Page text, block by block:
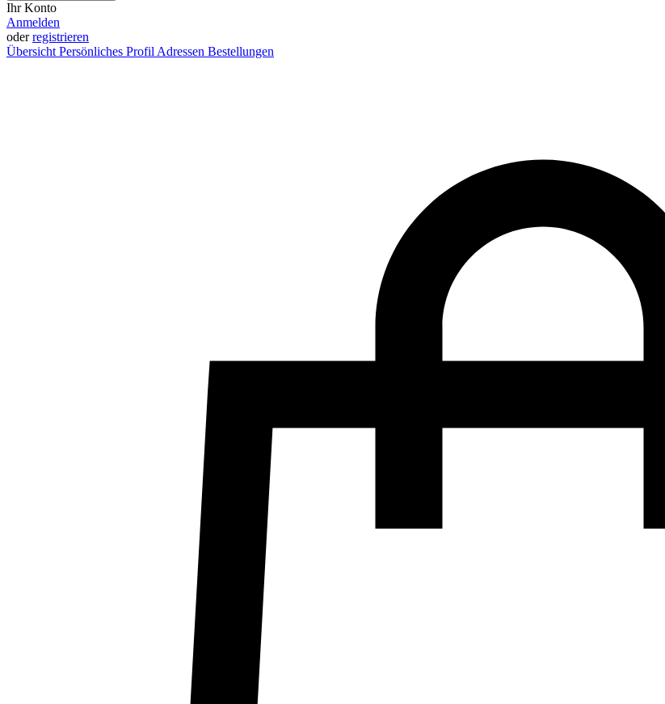
Ihr Konto
Anmelden
oderregistrieren
Übersicht Persönliches Profil Adressen Bestellungen